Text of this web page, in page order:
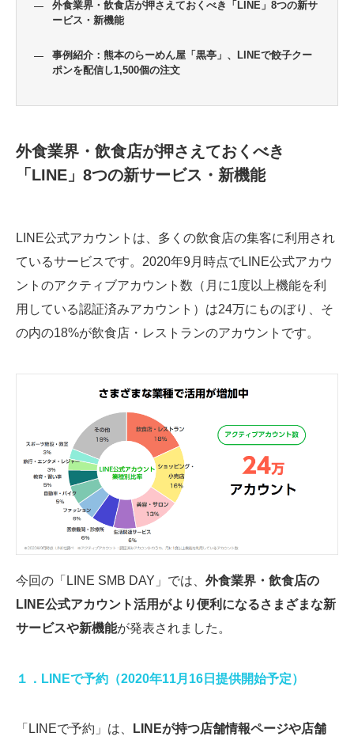
外食業界・飲食店が押さえておくべき「LINE」8つの新サ
ービス・新機能
事例紹介：熊本のらーめん屋「黒亭」、LINEで餃子クー
ポンを配信し1,500個の注文
外食業界・飲食店が押さえておくべき
「LINE」8つの新サービス・新機能
LINE公式アカウントは、多くの飲食店の集客に利用され
ているサービスです。2020年9月時点でLINE公式アカウ
ントのアクティブアカウント数（月に1度以上機能を利
用している認証済みアカウント）は24万にものぼり、そ
の内の18%が飲食店・レストランのアカウントです。
今回の「LINE SMB DAY」では、 外食業界・飲食店の
LINE公式アカウント活用がより便利になるさまざまな新
サービスや新機能が発表されました。
１．LINEで予約（2020年11月16日提供開始予定）
「LINEで予約」は、
LINEが持つ店舗情報ページや店舗